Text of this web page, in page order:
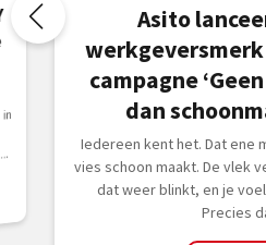
Asito
campagne
dan
Iedereen kent het. Dat ene
vies schoon maakt. De vlek
dat weer blinkt, en je
Precies